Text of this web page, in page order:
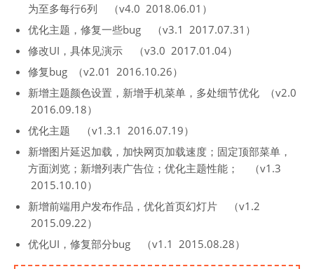
为至多每行6列 （v4.0 2018.06.01）
优化主题，修复一些bug （v3.1 2017.07.31）
修改UI，具体见演示 （v3.0 2017.01.04）
修复bug （v2.01 2016.10.26）
新增主题颜色设置，新增手机菜单，多处细节优化 （v2.0
2016.09.18）
优化主题 （v1.3.1 2016.07.19）
新增图片延迟加载，加快网页加载速度；固定顶部菜单，
方面浏览；新增列表广告位；优化主题性能； （v1.3
2015.10.10）
新增前端用户发布作品，优化首页幻灯片 （v1.2
2015.09.22）
优化UI，修复部分bug （v1.1 2015.08.28）